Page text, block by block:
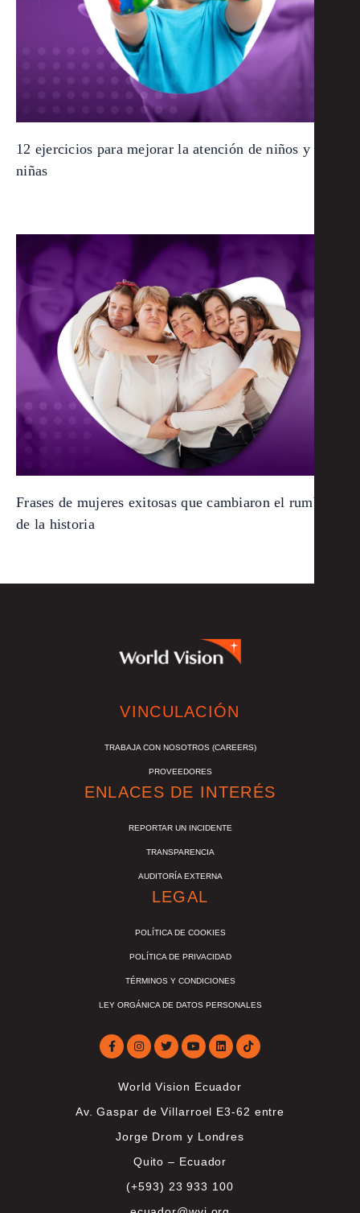
12 ejercicios para mejorar la atención de niños y
niñas
Frases de mujeres exitosas que cambiaron el rumbo
de la historia
VINCULACIÓN
TRABAJA CON NOSOTROS (CAREERS)
PROVEEDORES
ENLACES DE INTERÉS
REPORTAR UN INCIDENTE
TRANSPARENCIA
AUDITORÍA EXTERNA
LEGAL
POLÍTICA DE COOKIES
POLÍTICA DE PRIVACIDAD
TÉRMINOS Y CONDICIONES
LEY ORGÁNICA DE DATOS PERSONALES
World Vision Ecuador
Av. Gaspar de Villarroel E3-62 entre
Jorge Drom y Londres
Quito – Ecuador
(+593) 23 933 100